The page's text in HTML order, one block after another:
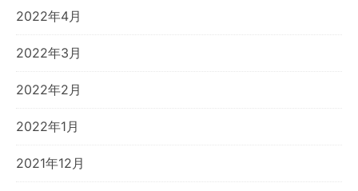
2022年4月
2022年3月
2022年2月
2022年1月
2021年12月